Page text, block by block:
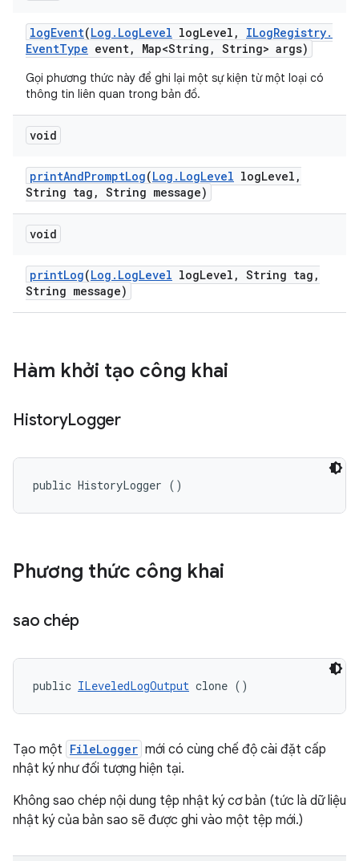
logEvent(Log . LogLevel logLevel , ILogRegistry.
EventType event, Map<String , String> args)
Gọi phương thức này để ghi lại một sự kiện từ một loại có
thông tin liên quan trong bản đồ.
void
printAndPromptLog(Log . LogLevel logLevel ,
String tag , String message)
void
printLog(Log . LogLevel logLevel , String tag ,
String message)
Hàm khởi tạo công khai
HistoryLogger
public HistoryLogger ()
Phương thức công khai
sao chép
public ILeveledLogOutput clone ()
Tạo một FileLogger mới có cùng chế độ cài đặt cấp
nhật ký như đối tượng hiện tại.
Không sao chép nội dung tệp nhật ký cơ bản (tức là dữ liệu
nhật ký của bản sao sẽ được ghi vào một tệp mới.)